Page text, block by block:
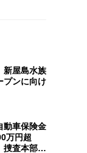
屋島水族
プンに向け
動車保険金
万円超
捜査本部解